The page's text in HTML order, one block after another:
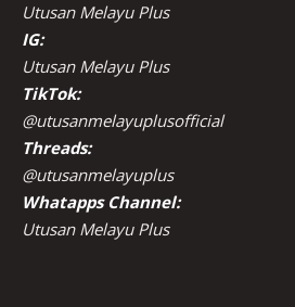
Utusan Melayu Plus
IG:
Utusan Melayu Plus
TikTok:
@utusanmelayuplusofficial
Threads:
@utusanmelayuplus
Whatapps Channel:
Utusan Melayu Plus